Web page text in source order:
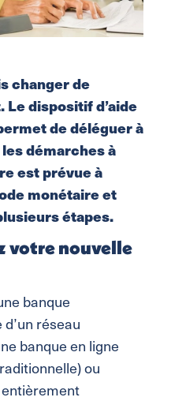
changer de
Le dispositif d’aide
de déléguer à
démarches à
est prévue à
monétaire et
étapes.
votre nouvelle
banque
réseau
banque en ligne
ou